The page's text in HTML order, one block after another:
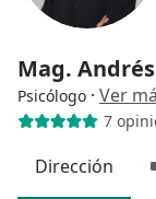
Mag.
Psicólogo · Ver
7
Dirección